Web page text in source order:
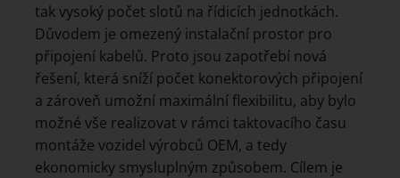
tak vysoký počet slotů na řídicích jednotkách.
Důvodem je omezený instalační prostor pro
připojení kabelů. Proto jsou zapotřebí nová
řešení, která sníží počet konektorových připojení
a zároveň umožní maximální flexibilitu, aby bylo
možné vše realizovat v rámci taktovacího času
montáže vozidel výrobců OEM, a tedy
ekonomicky smysluplným způsobem. Cílem je